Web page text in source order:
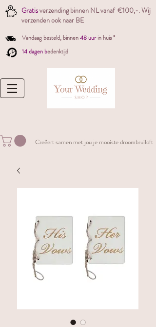
Gratisverzending binnen NL vanaf €100,-. Wij
verzenden ook naar BE
Vandaag besteld, binnen48 uur in huis *
14 dagen bedenktijd
Creëert samen met jou je mooiste droombruiloft